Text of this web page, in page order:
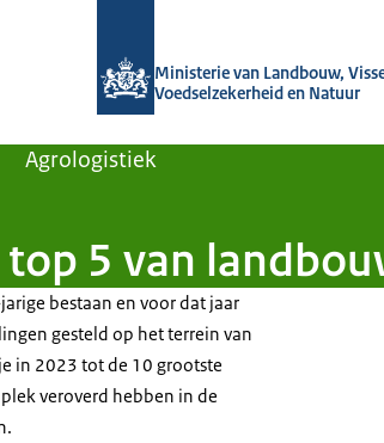
Ministerie van Landbouw,
Voedselzekerheid en Natuur
Agrologistiek
5 van
bestaan en voor dat jaar
gesteld op het terrein van
in 2023 tot de 10 grootste
veroverd hebben in de